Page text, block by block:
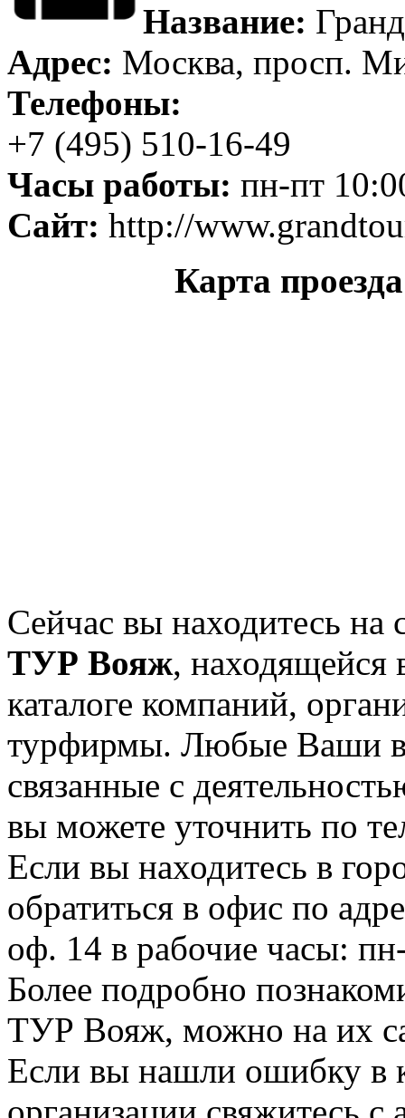
Название:
Адрес: Москва, просп.
Телефоны:
+7 (495) 510-16-49
Часы работы: пн-пт
Сайт: http://
Карта
Сейчас вы находитесь на
ТУР Вояж,
каталоге компаний,
турфирмы. Любые Ваши
связанные с
вы можете уточнить по
Если вы находитесь в
обратиться в офис по
оф. 14 в рабочие часы:
Более подробно
ТУР Вояж, можно на их
Если вы нашли ошибку в